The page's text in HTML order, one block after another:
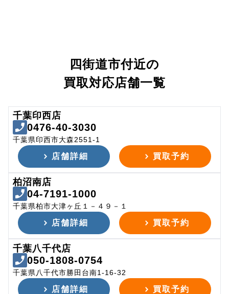
四街道市付近の
買取対応店舗一覧
千葉印西店
0476-40-3030
千葉県印西市大森2551-1
店舗詳細 買取予約
柏沼南店
04-7191-1000
千葉県柏市大津ヶ丘１－４９－１
店舗詳細 買取予約
千葉八千代店
050-1808-0754
千葉県八千代市勝田台南1-16-32
店舗詳細 買取予約